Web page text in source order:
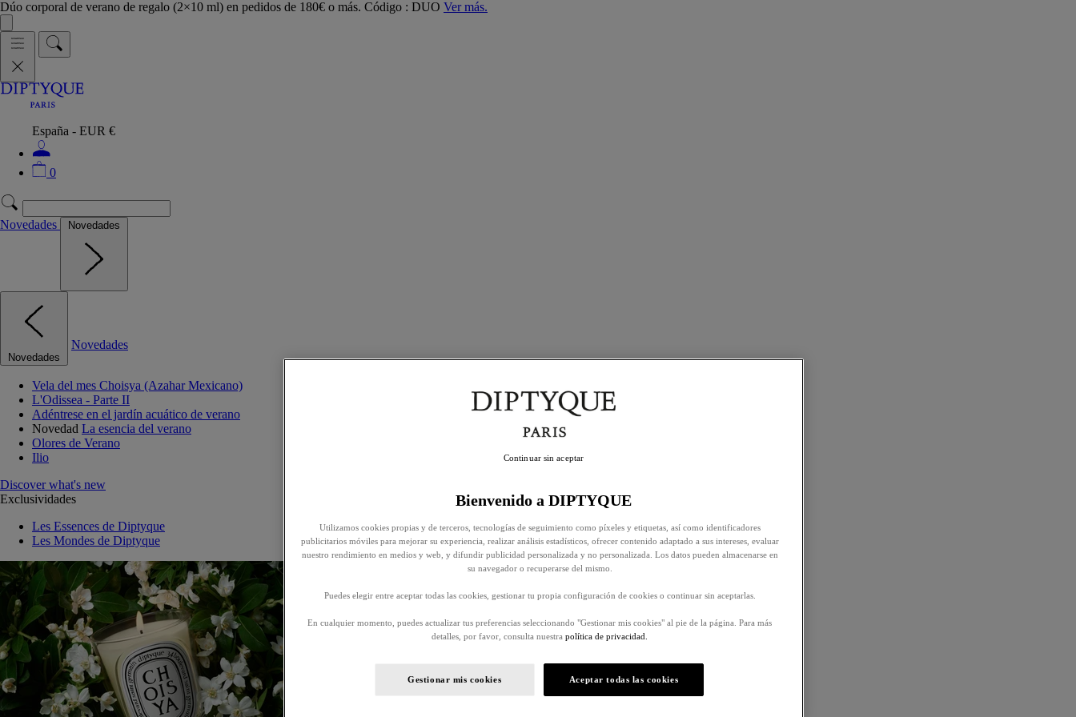
Dúo corporal de verano de regalo (2×10 ml) en pedidos de 180€ o más. Código : DUO Ver más.
España - EUR €
0
Novedades Novedades
Novedades
Novedades
Vela del mes Choisya (Azahar Mexicano)
L'Odissea - Parte II
Adéntrese en el jardín acuático de verano
Novedad La esencia del verano
Olores de Verano
Ilio
Discover what's new
Exclusividades
Les Essences de Diptyque
Les Mondes de Diptyque
Bienvenido a DIPTYQUE
Utilizamos cookies propias y de terceros, tecnologías de seguimiento como píxeles y etiquetas, así como identificadores
publicitarios móviles para mejorar su experiencia, realizar análisis estadísticos, ofrecer contenido adaptado a sus intereses, evaluar
nuestro rendimiento en medios y web, y difundir publicidad personalizada y no personalizada. Los datos pueden almacenarse en
su navegador o recuperarse del mismo.
Puedes elegir entre aceptar todas las cookies, gestionar tu propia configuración de cookies o continuar sin aceptarlas.
En cualquier momento, puedes actualizar tus preferencias seleccionando "Gestionar mis cookies" al pie de la página. Para más
detalles, por favor, consulta nuestra política de privacidad.
Gestionar mis cookies Aceptar todas las cookies
Continuar sin aceptar